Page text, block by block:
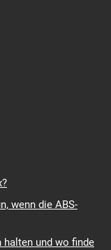
wenn die ABS-
und wo finde